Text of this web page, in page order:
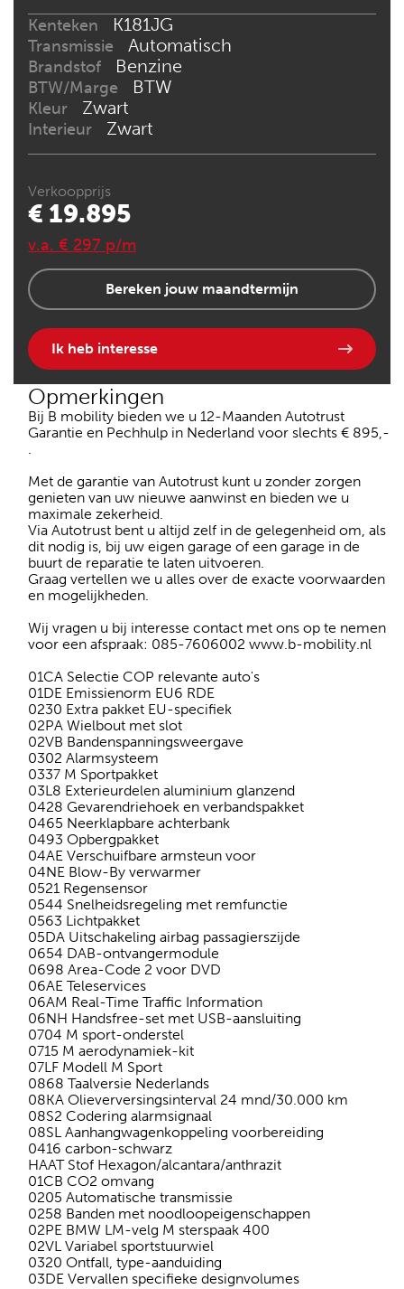
Kenteken K181JG
Transmissie Automatisch
Brandstof Benzine
BTW/Marge BTW
Kleur Zwart
Interieur Zwart
Verkoopprijs
€ 19.895
v.a. € 297 p/m
Bereken jouw maandtermijn
Ik heb interesse
Opmerkingen
Bij B mobility bieden we u 12-Maanden Autotrust
Garantie en Pechhulp in Nederland voor slechts € 895,-
Met de garantie van Autotrust kunt u zonder zorgen
genieten van uw nieuwe aanwinst en bieden we u
maximale zekerheid.
Via Autotrust bent u altijd zelf in de gelegenheid om, als
dit nodig is, bij uw eigen garage of een garage in de
buurt de reparatie te laten uitvoeren.
Graag vertellen we u alles over de exacte voorwaarden
en mogelijkheden.
Wij vragen u bij interesse contact met ons op te nemen
voor een afspraak: 085-7606002 www.b-mobility.nl
01CA Selectie COP relevante auto's
01DE Emissienorm EU6 RDE
0230 Extra pakket EU-specifiek
02PA Wielbout met slot
02VB Bandenspanningsweergave
0302 Alarmsysteem
0337 M Sportpakket
03L8 Exterieurdelen aluminium glanzend
0428 Gevarendriehoek en verbandspakket
0465 Neerklapbare achterbank
0493 Opbergpakket
04AE Verschuifbare armsteun voor
04NE Blow-By verwarmer
0521 Regensensor
0544 Snelheidsregeling met remfunctie
0563 Lichtpakket
05DA Uitschakeling airbag passagierszijde
0654 DAB-ontvangermodule
0698 Area-Code 2 voor DVD
06AE Teleservices
06AM Real-Time Traffic Information
06NH Handsfree-set met USB-aansluiting
0704 M sport-onderstel
0715 M aerodynamiek-kit
07LF Modell M Sport
0868 Taalversie Nederlands
08KA Olieverversingsinterval 24 mnd/30.000 km
08S2 Codering alarmsignaal
08SL Aanhangwagenkoppeling voorbereiding
0416 carbon-schwarz
HAAT Stof Hexagon/alcantara/anthrazit
01CB CO2 omvang
0205 Automatische transmissie
0258 Banden met noodloopeigenschappen
02PE BMW LM-velg M sterspaak 400
02VL Variabel sportstuurwiel
0320 Ontfall, type-aanduiding
03DE Vervallen specifieke designvolumes